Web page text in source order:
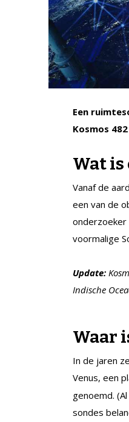
Een
Kosmos
Wat is
Vanaf de
een van de
onderzoeker
voormalige
Update:
Indische
Waar
In de jaren
Venus, een
genoemd.
sondes